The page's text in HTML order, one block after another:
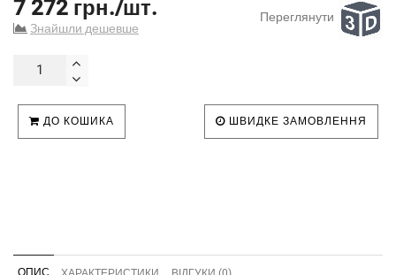
7 272 грн./шт.
Знайшли дешевше
Переглянути
ДО КОШИКА ШВИДКЕ ЗАМОВЛЕННЯ
ОПИС